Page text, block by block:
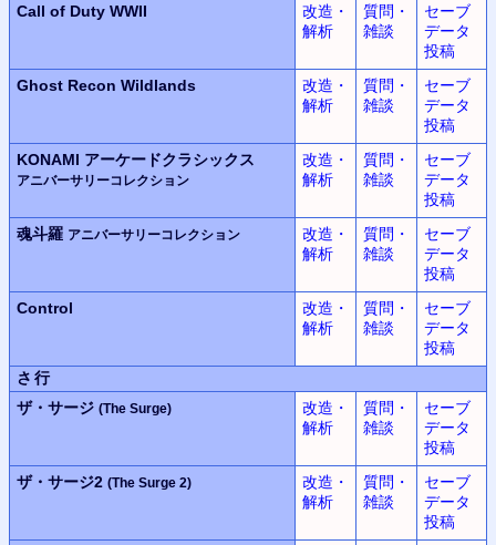
Call of Duty WWII
改造・
解析
質問・
雑談
セーブ
データ
投稿
Ghost Recon Wildlands
改造・
解析
質問・
雑談
セーブ
データ
投稿
KONAMI アーケードクラシックス
アニバーサリーコレクション
改造・
解析
質問・
雑談
セーブ
データ
投稿
魂斗羅 アニバーサリーコレクション
改造・
解析
質問・
雑談
セーブ
データ
投稿
Control
改造・
解析
質問・
雑談
セーブ
データ
投稿
さ行
ザ・サージ (The Surge)
改造・
解析
質問・
雑談
セーブ
データ
投稿
ザ・サージ2 (The Surge 2)
改造・
解析
質問・
雑談
セーブ
データ
投稿